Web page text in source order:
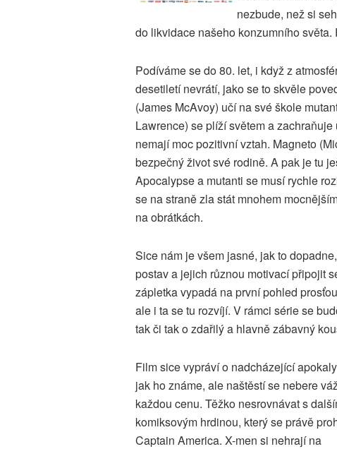
nezbude, než si
do likvidace našeho konzumního světa.
Podíváme se do 80. let, i když z
desetiletí nevrátí, jako se to skvěle
(James McAvoy) učí na své škole
Lawrence) se plíží světem a
nemají moc pozitivní vztah. Magneto (
bezpečný život své rodině. A pak je tu
Apocalypse a mutanti se musí rychle
se na straně zla stát mnohem
na obrátkách.
Sice nám je všem jasné, jak to
postav a jejich různou motivací připojit
zápletka vypadá na první pohled
ale i ta se tu rozvíjí. V rámci série se
tak či tak o zdařilý a hlavně zábavný
Film sice vypráví o nadcházející
jak ho známe, ale naštěstí se nebere
každou cenu. Těžko nesrovnávat s
komiksovým hrdinou, který se právě
Captain America. X-men si nehrají na